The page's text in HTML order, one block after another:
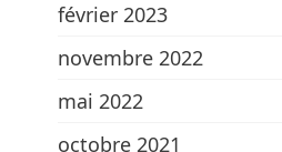
février 2023
novembre 2022
mai 2022
octobre 2021